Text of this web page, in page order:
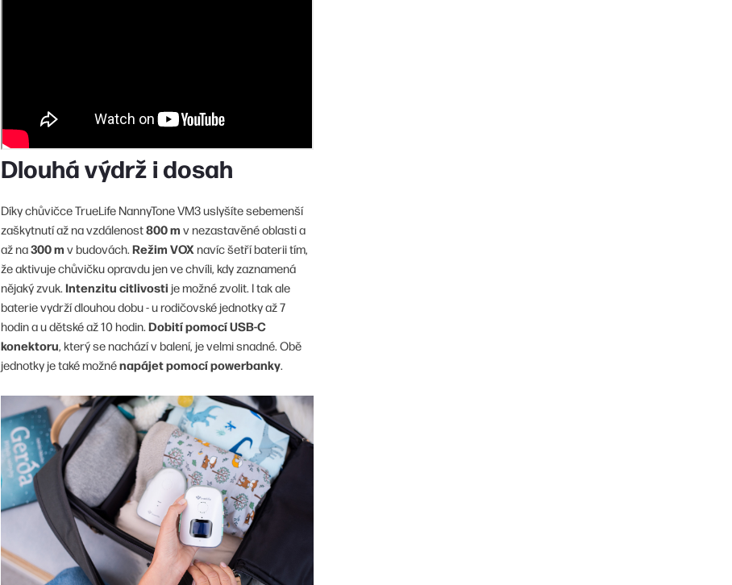
Dlouhá výdrž i dosah
Díky chůvičce TrueLife NannyTone VM3 uslyšíte sebemenší
zaškytnutí až na vzdálenost800 m v nezastavěné oblasti a
až na300 m v budovách. Režim VOXnavíc šetří baterii tím,
že aktivuje chůvičku opravdu jen ve chvíli, kdy zaznamená
nějaký zvuk. Intenzitu citlivosti je možné zvolit. I tak ale
baterie vydrží dlouhou dobu - u rodičovské jednotky až 7
hodin a u dětské až 10 hodin. Dobití pomocí USB-C
konektoru, který se nachází v balení, je velmi snadné. Obě
jednotky je také možnénapájet pomocí powerbanky.